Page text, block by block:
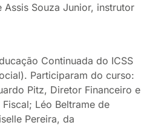
Souza Junior, instrutor
Continuada do ICSS
Participaram do curso:
Pitz, Diretor Financeiro e
Léo Beltrame de
Pereira, da